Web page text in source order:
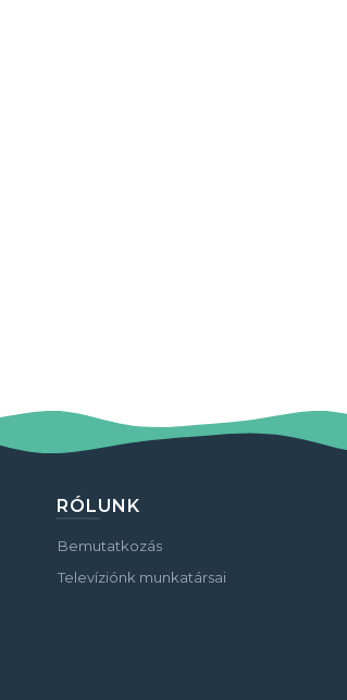
RÓLUNK
Bemutatkozás
Televíziónk munkatársai